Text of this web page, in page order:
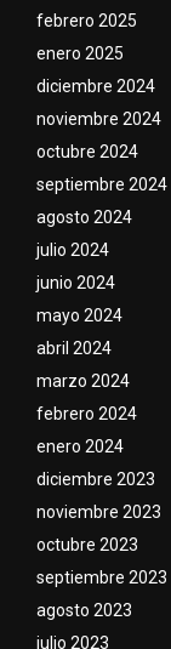
febrero 2025
enero 2025
diciembre 2024
noviembre 2024
octubre 2024
septiembre 2024
agosto 2024
julio 2024
junio 2024
mayo 2024
abril 2024
marzo 2024
febrero 2024
enero 2024
diciembre 2023
noviembre 2023
octubre 2023
septiembre 2023
agosto 2023
julio 2023